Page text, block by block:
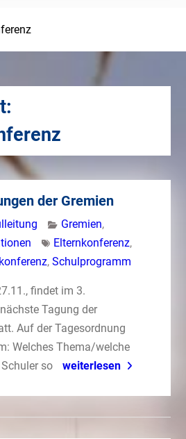
der Gremien
Gremien,
Elternkonferenz,
, Schulprogramm
findet im 3.
Tagung der
Auf der Tagesordnung
Welches Thema/welche
so
weiterlesen